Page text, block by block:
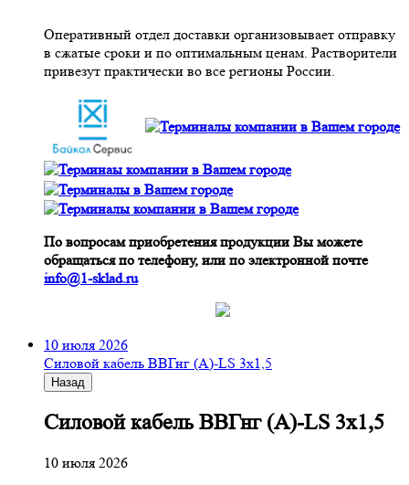
Оперативный отдел доставки организовывает отправку
в сжатые сроки и по оптимальным ценам. Растворители
привезут практически во все регионы России.
По вопросам приобретения продукции Вы можете
обращаться по телефону, или по электронной почте
info@1-sklad.ru
10 июля 2026
Cиловой кабель ВВГнг (A)-LS 3х1,5
Назад
Cиловой кабель ВВГнг (A)-LS 3х1,5
10 июля 2026